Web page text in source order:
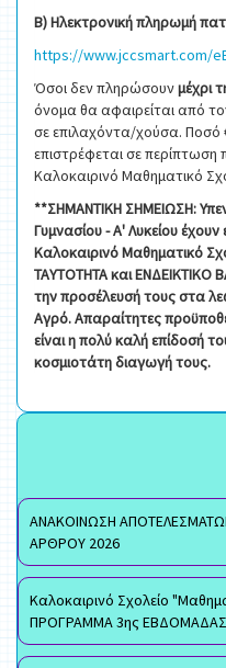
Β) Ηλεκτρονική πληρωμή
https://www.jccsmart.com/
Όσοι δεν πληρώσουνμέχρι
όνομα θα αφαιρείται από
σε επιλαχόντα/χούσα.
επιστρέφεται σε περίπτωση
Καλοκαιρινό Μαθηματικό
**ΣΗΜΑΝΤΙΚΗ ΣΗΜΕΙΩΣΗ:
Γυμνασίου - Α' Λυκείου
Καλοκαιρινό Μαθηματικό
ΤΑΥΤΟΤΗΤΑ και
την προσέλευσή τους στα
Αγρό. Απαραίτητες
είναι η πολύ καλή επίδοσή
κοσμιοτάτη διαγωγή τους.
ΑΝΑΚΟΙΝΩΣΗ
ΑΡΘΡΟΥ 2026
Καλοκαιρινό Σχολείο
ΠΡΟΓΡΑΜΜΑ 3ης ΕΒΔΟΜΑΔΑΣ